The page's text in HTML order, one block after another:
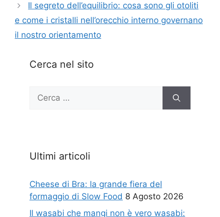
Il segreto dell’equilibrio: cosa sono gli otoliti
e come i cristalli nell’orecchio interno governano
il nostro orientamento
Cerca nel sito
Ricerca
Ultimi articoli
Cheese di Bra: la grande fiera del
formaggio di Slow Food 8 Agosto 2026
Il wasabi che mangi non è vero wasabi: